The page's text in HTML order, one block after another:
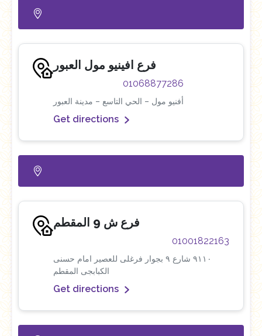
فرع افينيو مول العبور
01068877286
أفنيو مول – الحي التاسع – مدينة العبور
Get directions
فرع ش 9 المقطم
01001822163
٩١١٠ شارع ٩ بجوار فرغلى للعصير امام حسنى
الكبابجى المقطم
Get directions